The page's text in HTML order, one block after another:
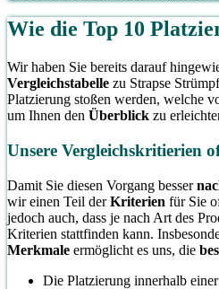
Wie die Top 10
Wir haben Sie bereits darauf
Vergleichstabelle zu Strapse
Platzierung stoßen werden, welche
um Ihnen den Überblick zu
Unsere Vergleichskritierien
Damit Sie diesen Vorgang besser
wir einen Teil derKriterien für Sie
jedoch auch, dass je nach Art des
Kriterien stattfinden kann.
Merkmale ermöglicht es uns, die
Die Platzierung innerhalb